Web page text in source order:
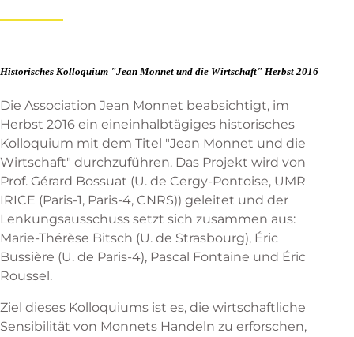
Historisches Kolloquium "Jean Monnet und die Wirtschaft" Herbst 2016
Die Association Jean Monnet beabsichtigt, im
Herbst 2016 ein eineinhalbtägiges historisches
Kolloquium mit dem Titel "Jean Monnet und die
Wirtschaft" durchzuführen. Das Projekt wird von
Prof. Gérard Bossuat (U. de Cergy-Pontoise, UMR
IRICE (Paris-1, Paris-4, CNRS)) geleitet und der
Lenkungsausschuss setzt sich zusammen aus:
Marie-Thérèse Bitsch (U. de Strasbourg), Éric
Bussière (U. de Paris-4), Pascal Fontaine und Éric
Roussel.
Ziel dieses Kolloquiums ist es, die wirtschaftliche
Sensibilität von Monnets Handeln zu erforschen,